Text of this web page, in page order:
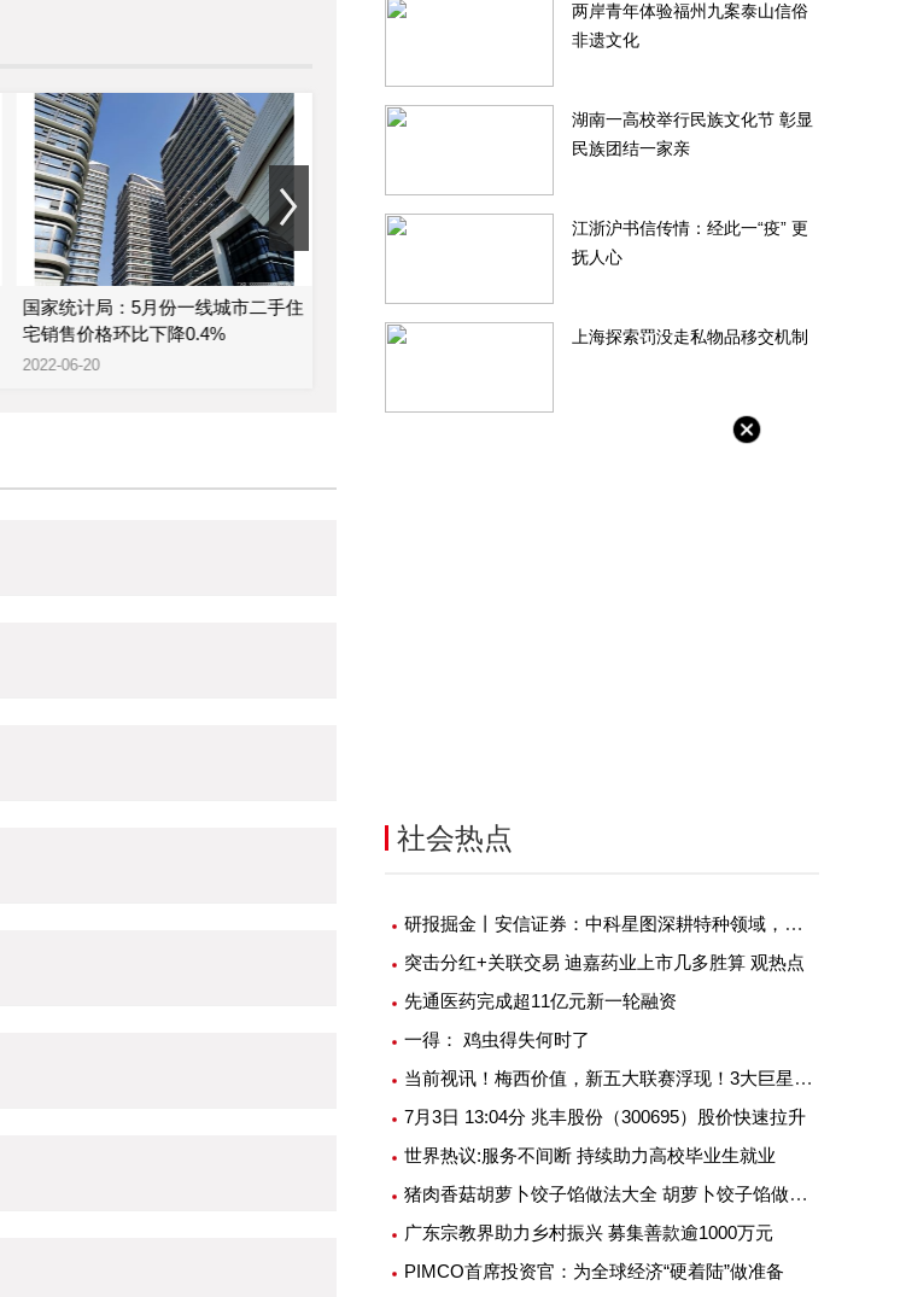
国家统计局：5月份一线城市二手住
宅销售价格环比下降0.4%
2022-06-20
金科服务：拟收购佳源服务73.56%
股权框架协议终止
公司100%股权
两岸青年体验福州九案泰山信俗
非遗文化
湖南一高校举行民族文化节 彰显
民族团结一家亲
江浙沪书信传情：经此一“疫” 更
抚人心
上海探索罚没走私物品移交机制
社会热点
研报掘金丨安信证券：中科星图深耕特种领域，基本盘稳固，正着力构筑三重增长曲线
突击分红+关联交易 迪嘉药业上市几多胜算 观热点
先通医药完成超11亿元新一轮融资
一得： 鸡虫得失何时了
当前视讯！梅西价值，新五大联赛浮现！3大巨星待加盟，高管承诺，坏C罗美梦
7月3日 13:04分 兆丰股份（300695）股价快速拉升
世界热议:服务不间断 持续助力高校毕业生就业
猪肉香菇胡萝卜饺子馅做法大全 胡萝卜饺子馅做法大全
广东宗教界助力乡村振兴 募集善款逾1000万元
PIMCO首席投资官：为全球经济“硬着陆”做准备